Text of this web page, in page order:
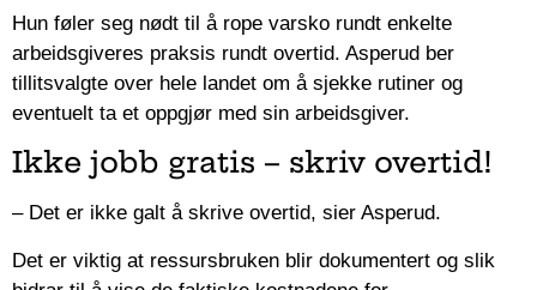
Hun føler seg nødt til å rope varsko rundt enkelte
arbeidsgiveres praksis rundt overtid. Asperud ber
tillitsvalgte over hele landet om å sjekke rutiner og
eventuelt ta et oppgjør med sin arbeidsgiver.
Ikke jobb gratis – skriv overtid!
– Det er ikke galt å skrive overtid, sier Asperud.
Det er viktig at ressursbruken blir dokumentert og slik